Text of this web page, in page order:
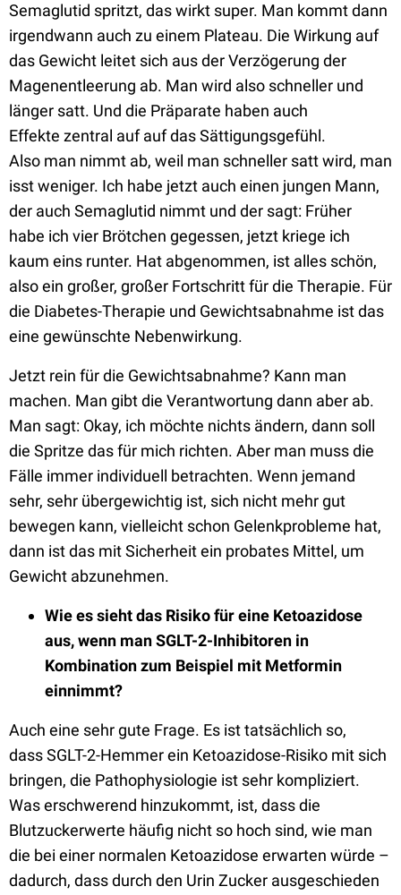
Semaglutid spritzt, das wirkt super. Man kommt dann
irgendwann auch zu einem Plateau. Die Wirkung auf
das Gewicht leitet sich aus der Verzögerung der
Magenentleerung ab. Man wird also schneller und
länger satt. Und die Präparate haben auch
Effekte zentral auf auf das Sättigungsgefühl.
Also man nimmt ab, weil man schneller satt wird, man
isst weniger. Ich habe jetzt auch einen jungen Mann,
der auch Semaglutid nimmt und der sagt: Früher
habe ich vier Brötchen gegessen, jetzt kriege ich
kaum eins runter. Hat abgenommen, ist alles schön,
alsoein großer, großer Fortschritt fürdie Therapie. Für
die Diabetes-Therapie und Gewichtsabnahme ist das
eine gewünschte Nebenwirkung.
Jetzt rein für die Gewichtsabnahme? Kann man
machen. Man gibt die Verantwortung dann aber ab.
Man sagt: Okay, ich möchte nichts ändern, dann soll
die Spritze das für mich richten. Aber man muss die
Fälle immer individuell betrachten. Wenn jemand
sehr, sehr übergewichtig ist, sich nicht mehr gut
bewegen kann, vielleicht schon Gelenkprobleme hat,
dann ist das mit Sicherheit ein probates Mittel, um
Gewicht abzunehmen.
Wie es sieht das Risiko für eine Ketoazidose
aus, wenn man SGLT-2-Inhibitoren in
Kombination zum Beispiel mit Metformin
einnimmt?
Auch eine sehr gute Frage. Es ist tatsächlich so,
dassSGLT-2-Hemmer ein Ketoazidose-Risiko mit sich
bringen, die Pathophysiologie ist sehr kompliziert.
Was erschwerend hinzukommt, ist, dass die
Blutzuckerwerte häufig nicht so hoch sind, wie man
die bei einer normalen Ketoazidose erwarten würde –
dadurch, dass durch den Urin Zucker ausgeschieden